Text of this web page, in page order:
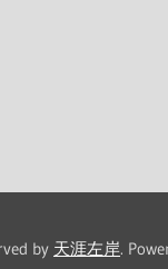
by 天涯左岸.